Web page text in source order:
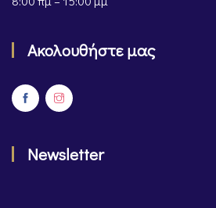
Ακολουθήστε μας
Newsletter